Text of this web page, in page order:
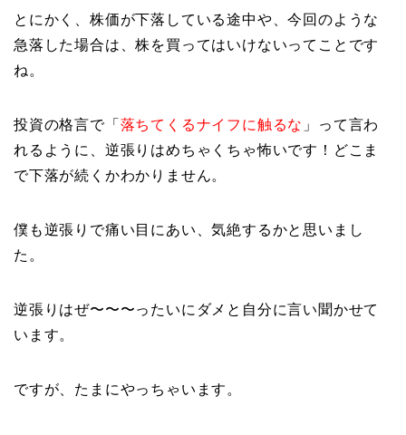
とにかく、株価が下落している途中や、今回のような
急落した場合は、株を買ってはいけないってことです
ね。
投資の格言で「 落ちてくるナイフに触るな 」って言わ
れるように、逆張りはめちゃくちゃ怖いです！どこま
で下落が続くかわかりません。
僕も逆張りで痛い目にあい、気絶するかと思いまし
た。
逆張りはぜ〜〜〜ったいにダメと自分に言い聞かせて
います。
ですが、たまにやっちゃいます。